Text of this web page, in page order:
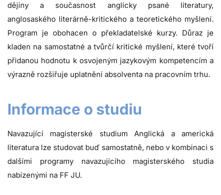
dějiny a současnost anglicky psané literatury,
anglosaského literárně-kritického a teoretického myšlení.
Program je obohacen o překladatelské kurzy. Důraz je
kladen na samostatné a tvůrčí kritické myšlení, které tvoří
přidanou hodnotu k osvojeným jazykovým kompetencím a
výrazně rozšiřuje uplatnění absolventa na pracovním trhu.
Informace o studiu
Navazující magisterské studium Anglická a americká
literatura lze studovat buď samostatně, nebo v kombinaci s
dalšími programy navazujícího magisterského studia
nabízenými na FF JU.